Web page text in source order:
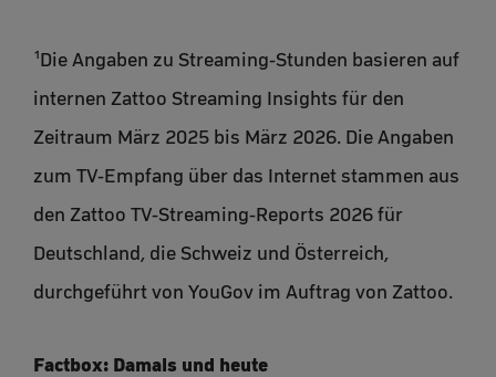
¹Die Angaben zu Streaming-Stunden basieren auf
internen Zattoo Streaming Insights für den
Zeitraum März 2025 bis März 2026. Die Angaben
zum TV-Empfang über das Internet stammen aus
den Zattoo TV-Streaming-Reports 2026 für
Deutschland, die Schweiz und Österreich,
durchgeführt von YouGov im Auftrag von Zattoo.
Factbox: Damals und heute